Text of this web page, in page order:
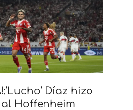
Díaz hizo
Hoffenheim